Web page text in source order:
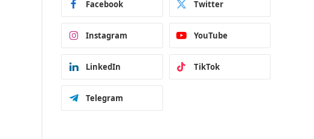
Facebook Twitter
Instagram YouTube
LinkedIn TikTok
Telegram